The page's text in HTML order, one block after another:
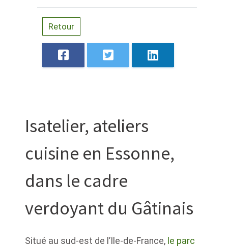
Retour
Isatelier, ateliers
cuisine en Essonne,
dans le cadre
verdoyant du Gâtinais
Situé au sud-est de l’Ile-de-France, le parc